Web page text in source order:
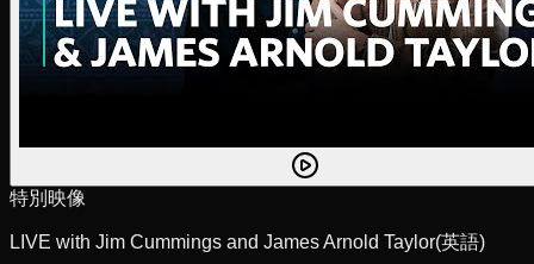
特別映像
LIVE with Jim Cummings and James Arnold Taylor(英語)